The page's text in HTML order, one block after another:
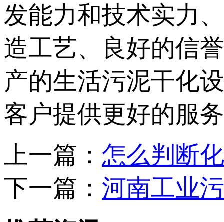
发能力和技术实力
造工艺、良好的信
产的生活污泥干化
客户提供更好的服
上一篇： 怎么判断
下一篇： 河南工业